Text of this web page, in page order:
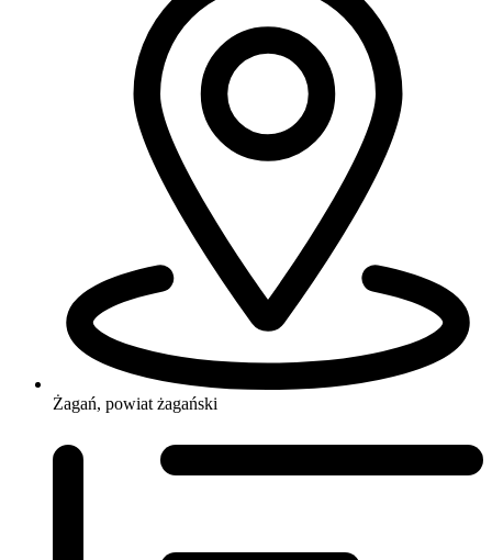
Żagań, powiat żagański